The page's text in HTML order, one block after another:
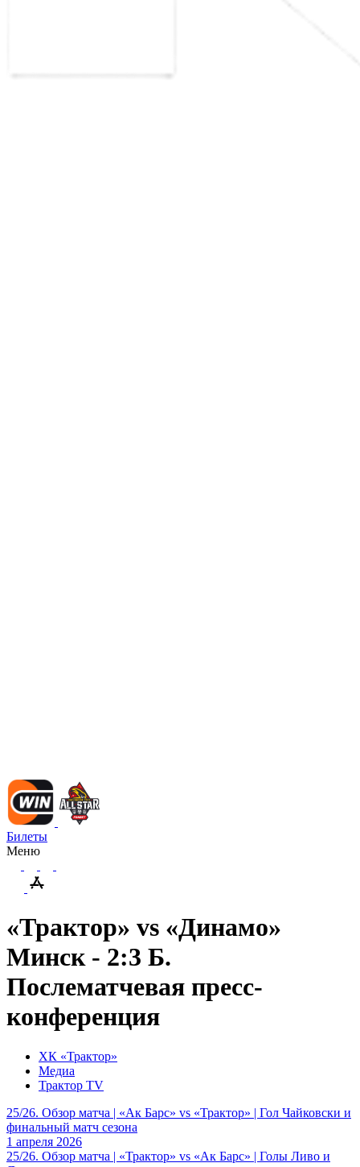
Билеты
Меню
«Трактор» vs «Динамо»
Минск - 2:3 Б.
Послематчевая пресс-
конференция
ХК «Трактор»
Медиа
Трактор TV
25/26. Обзор матча | «Ак Барс» vs «Трактор» | Гол Чайковски и
финальный матч сезона
1 апреля 2026
25/26. Обзор матча | «Трактор» vs «Ак Барс» | Голы Ливо и